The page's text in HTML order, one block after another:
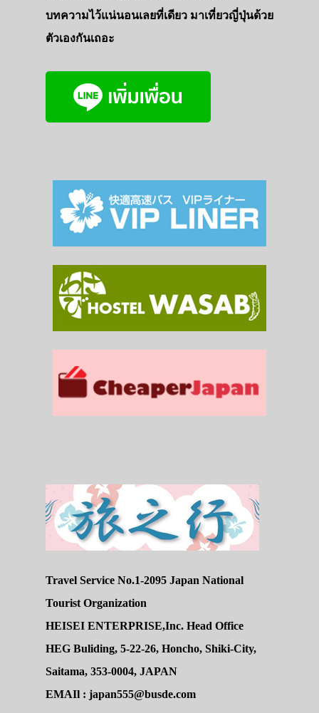
บทความไว้แน่นอนเลยที่เดียว มาเที่ยวญี่ปุ่นด้วย
ตัวเองกันเถอะ
Travel Service No.1-2095 Japan National
Tourist Organization
HEISEI ENTERPRISE,Inc. Head Office
HEG Buliding, 5-22-26, Honcho, Shiki-City,
Saitama, 353-0004, JAPAN
EMAIl : japan555@busde.com